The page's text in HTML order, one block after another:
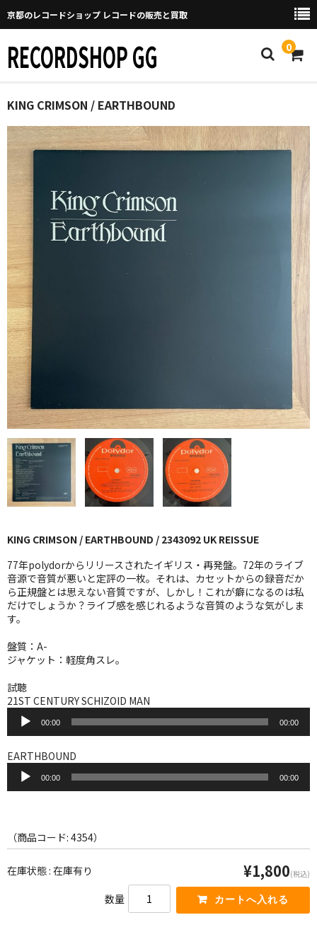
京都のレコードショップ レコードの販売と買取
RECORDSHOP GG 0
Home
マイページ
買取について
取り置きなどについて
Categories
New Arrivals
新譜
GG RECORD （当店のレーベル）
全商品
JAZZ-US
BLUE NOTE
JAZZ-EU
JAZZ-JP
J-POP
ROCK
FOLK,SSW
その他
7INC
レア盤（1万円以上）
Webのみ no.1
Webのみ no.4
売り切れ
KING CRIMSON / EARTHBOUND
KING CRIMSON / EARTHBOUND / 2343092 UK REISSUE
77年polydorからリリースされたイギリス・再発盤。72年のライブ
音源で音質が悪いと定評の一枚。それは、カセットからの録音だか
ら正規盤とは思えない音質ですが、しかし！これが癖になるのは私
だけでしょうか？ライブ感を感じれるような音質のような気がしま
す。
盤質：A-
ジャケット：軽度角スレ。
試聴
21ST CENTURY SCHIZOID MAN
プ
レ
ー
ー
00:00 00:00
EARTHBOUND
プ
ヤ
ー
00:00 00:00
（商品コード: 4354）
在庫状態 : 在庫有り ¥1,800(税込)
数量